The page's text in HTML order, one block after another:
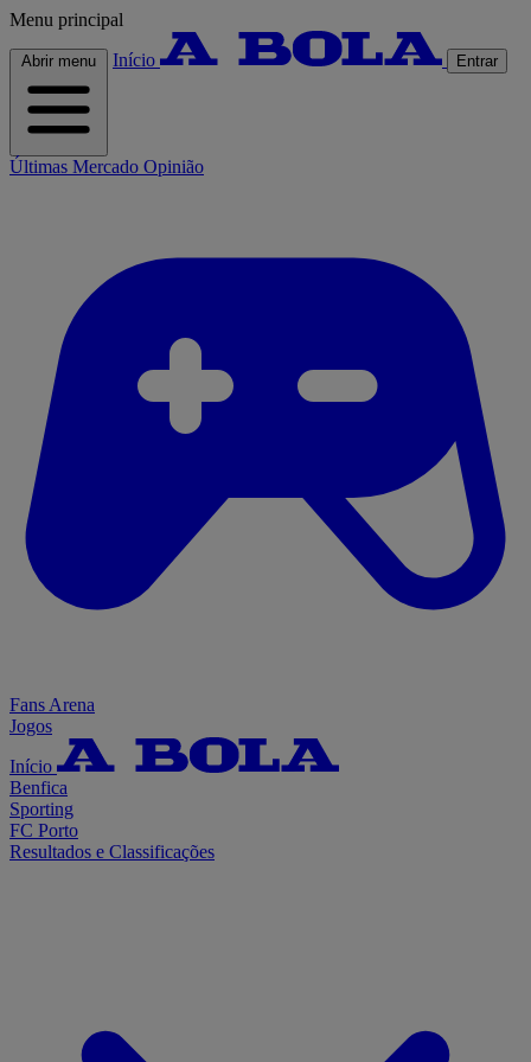
Menu principal
Abrir menu Início Entrar
Últimas Mercado Opinião
Fans Arena
Jogos
Início
Benfica
Sporting
FC Porto
Resultados e Classificações